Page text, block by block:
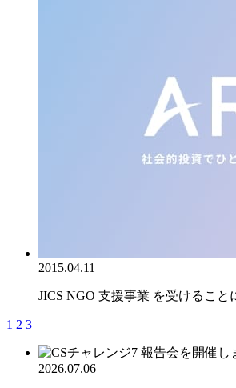
2015.04.11
JICS NGO 支援事業 を受けること
1 2 3
2026.07.06